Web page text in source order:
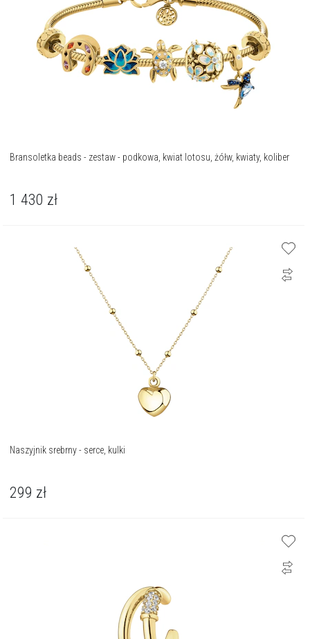
Bransoletka beads - zestaw - podkowa, kwiat lotosu, żółw, kwiaty, koliber
1 430 zł
Naszyjnik srebrny - serce, kulki
299 zł